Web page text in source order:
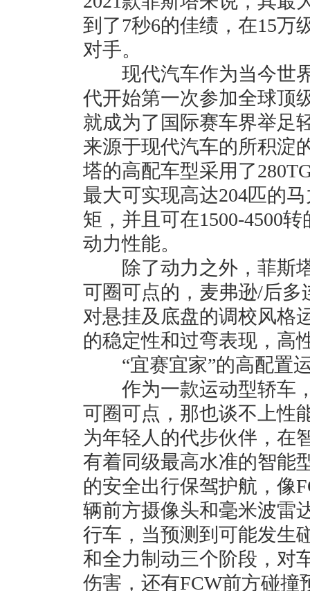
到了7秒6的佳绩，在15万
对手。
现代汽车作为当今世界
代开始第一次参加全球顶
就成为了国际赛车界举足
来源于现代汽车的所积淀
塔的高配车型采用了
最大可实现高达204匹的
矩，并且可在1500-4500
动力性能。
除了动力之外，菲斯塔
可圈可点的，麦弗逊/后
对悬挂及底盘的调校风格
的稳定性和过弯表现，高
“宜赛宜家”的高配置
作为一款运动型轿车，
可圈可点，那也谈不上性
为年轻人的代步伙伴，在
有着同级最高水准的智能
的安全出行保驾护航，像
辆前方摄像头和毫米波雷
行车，当预测到可能发生
和全力制动三个阶段，对
伤害，还有FCW前方碰撞